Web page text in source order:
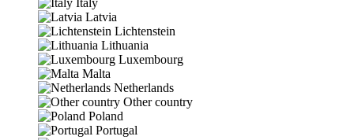
Italy
Latvia
Lichtenstein
Lithuania
Luxembourg
Malta
Netherlands
Other country
Poland
Portugal